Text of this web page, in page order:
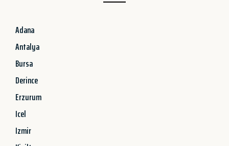
Adana
Antalya
Bursa
Derince
Erzurum
Icel
Izmir